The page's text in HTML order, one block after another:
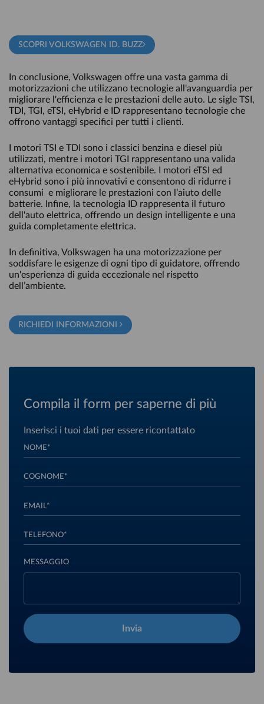
SCOPRI VOLKSWAGEN ID. BUZZ
In conclusione, Volkswagen offre una vasta gamma di
motorizzazioni che utilizzano tecnologie all'avanguardia per
migliorare l'efficienza e le prestazioni delle auto. Le sigle TSI,
TDI, TGI, eTSI, eHybrid e ID rappresentano tecnologie che
offrono vantaggi specifici per tutti i clienti.
I motori TSI e TDI sono i classici benzina e diesel più
utilizzati, mentre i motori TGI rappresentano una valida
alternativa economica e sostenibile. I motori eTSI ed
eHybrid sono i più innovativi e consentono di ridurre i
consumi e migliorare le prestazioni con l’aiuto delle
batterie. Infine, la tecnologia ID rappresenta il futuro
dell'auto elettrica, offrendo un design intelligente e una
guida completamente elettrica.
In definitiva, Volkswagen ha una motorizzazione per
soddisfare le esigenze di ogni tipo di guidatore, offrendo
un'esperienza di guida eccezionale nel rispetto
dell’ambiente.
RICHIEDI INFORMAZIONI
Compila il form per saperne di più
Inserisci i tuoi dati per essere ricontattato
NOME*
COGNOME*
EMAIL*
TELEFONO*
MESSAGGIO
Invia